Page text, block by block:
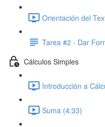
Orientación del
Tarea #2 - Dar
Cálculos Simples
Introducción a
Suma (4:33)